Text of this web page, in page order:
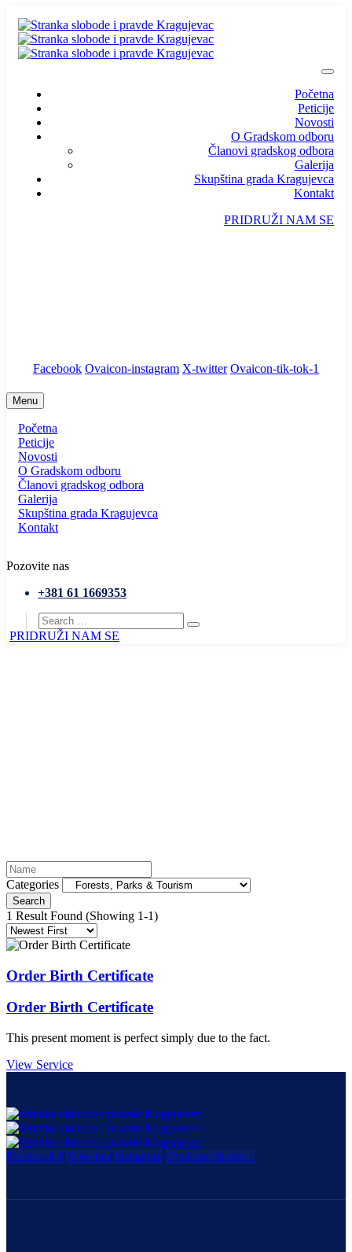
Početna
Peticije
Novosti
O Gradskom odboru
Članovi gradskog odbora
Galerija
Skupština grada Kragujevca
Kontakt
PRIDRUŽI NAM SE
Facebook Ovaicon-instagram X-twitter Ovaicon-tik-tok-1
Menu
Početna
Peticije
Novosti
O Gradskom odboru
Članovi gradskog odbora
Galerija
Skupština grada Kragujevca
Kontakt
Pozovite nas
+381 61 1669353
PRIDRUŽI NAM SE
Categories
Search
1 Result Found (Showing 1-1)
Order Birth Certificate
Order Birth Certificate
This present moment is perfect simply due to the fact.
View Service
Facebook-f X-twitter Instagram Ovaicon-tik-tok-1